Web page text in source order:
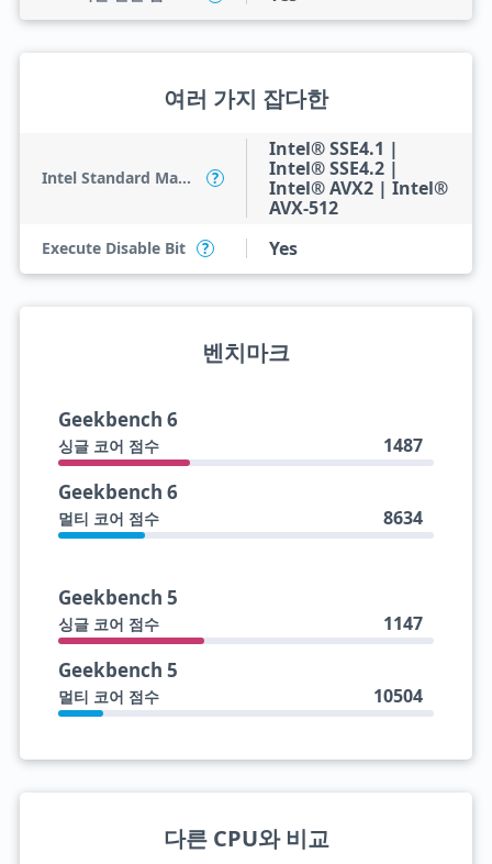
여러 가지 잡다한
Intel Standard Manageability (ISM) ?
Intel® SSE4.1 |
Intel® SSE4.2 |
Intel® AVX2 | Intel®
AVX-512
Execute Disable Bit ? Yes
벤치마크
Geekbench 6
싱글 코어 점수 1487
Geekbench 6
멀티 코어 점수 8634
Geekbench 5
싱글 코어 점수 1147
Geekbench 5
멀티 코어 점수 10504
다른 CPU와 비교